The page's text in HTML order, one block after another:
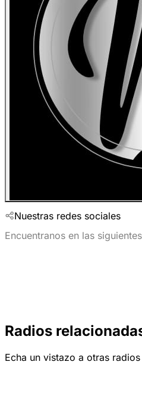
Nuestras redes sociales
Encuentranos en las
Radios
Echa un vistazo a otras